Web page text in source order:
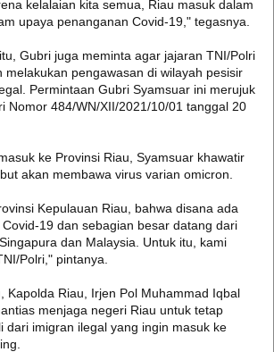
kelalaian kita semua, Riau masuk dalam
upaya penanganan Covid-19," tegasnya.
Gubri juga meminta agar jajaran TNI/Polri
melakukan pengawasan di wilayah pesisir
Permintaan Gubri Syamsuar ini merujuk
Nomor 484/WN/XII/2021/10/01 tanggal 20
ke Provinsi Riau, Syamsuar khawatir
akan membawa virus varian omicron.
Kepulauan Riau, bahwa disana ada
19 dan sebagian besar datang dari
dan Malaysia. Untuk itu, kami
Polri," pintanya.
Kapolda Riau, Irjen Pol Muhammad Iqbal
menjaga negeri Riau untuk tetap
dari imigran ilegal yang ingin masuk ke